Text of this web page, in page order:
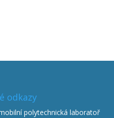
odkazy
polytechnická laboratoř